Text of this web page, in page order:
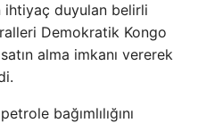
ihtiyaç duyulan belirli
Demokratik Kongo
alma imkanı vererek
bağımlılığını